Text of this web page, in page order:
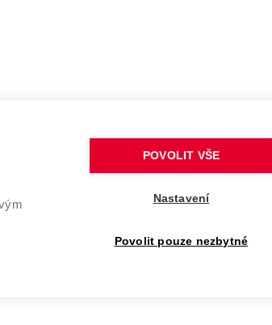
POVOLIT VŠE
Nastavení
Povolit pouze nezbytné